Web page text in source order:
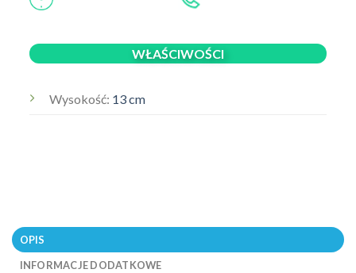
WŁAŚCIWOŚCI
Wysokość: 13 cm
OPIS
INFORMACJE DODATKOWE